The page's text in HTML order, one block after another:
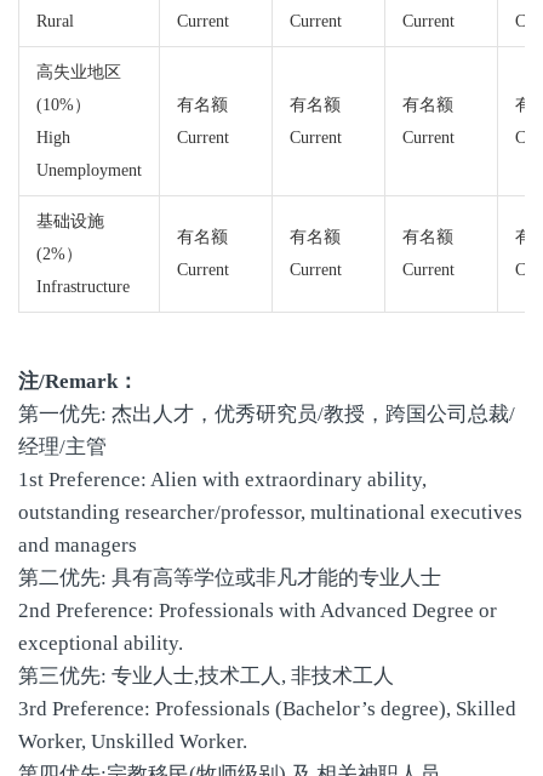
Rural
Current
Current
Current
高失业地区
(10%）
High
Unemployment
有名额
Current
有名额
Current
有名额
Current
有
基础设施
(2%）
Infrastructure
有名额
Current
有名额
Current
有名额
Current
有
注/Remark：
第一优先: 杰出人才，优秀研究员/教授，跨国公司总裁/
经理/主管
1st Preference: Alien with extraordinary ability,
outstanding researcher/professor, multinational executives
and managers
第二优先: 具有高等学位或非凡才能的专业人士
2nd Preference: Professionals with Advanced Degree or
exceptional ability.
第三优先: 专业人士,技术工人, 非技术工人
3rd Preference: Professionals (Bachelor’s degree), Skilled
Worker, Unskilled Worker.